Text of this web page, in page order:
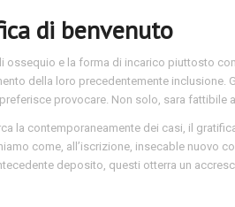
di benvenuto
ossequio e la forma di incarico piuttosto
della loro precedentemente inclusione.
provocare. Non solo, sara fattibile
la contemporaneamente dei casi, il
come, all’iscrizione, insecable nuovo
deposito, questi otterra un